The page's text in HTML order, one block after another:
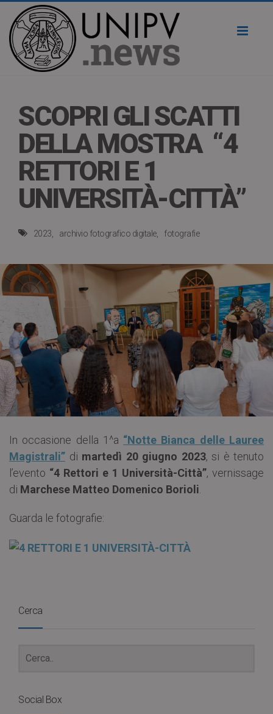
SCOPRI GLI SCATTI
DELLA MOSTRA “4
RETTORI E 1
UNIVERSITÀ-CITTÀ”
2023 archivio fotografico digitale fotografie
In occasione della 1^a “Notte Bianca delle Lauree
Magistrali” di martedì 20 giugno 2023, si è tenuto
l’evento “4 Rettori e 1 Università-Città”, vernissage
di Marchese Matteo Domenico Borioli
Guarda le fotografie:
Cerca
Social Box